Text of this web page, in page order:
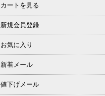
カートを見る
新規会員登録
お気に入り
新着メール
値下げメール